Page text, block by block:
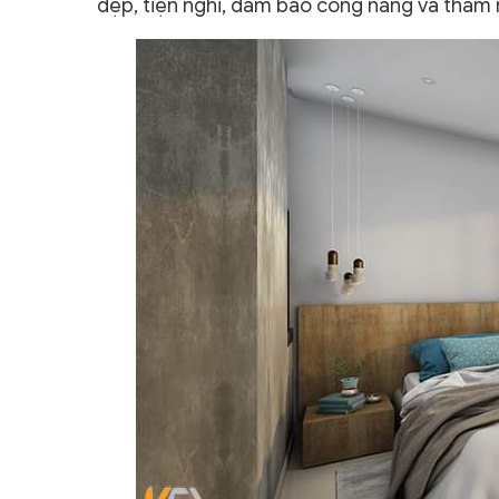
đẹp, tiện nghi, đảm bảo công năng và thẩm